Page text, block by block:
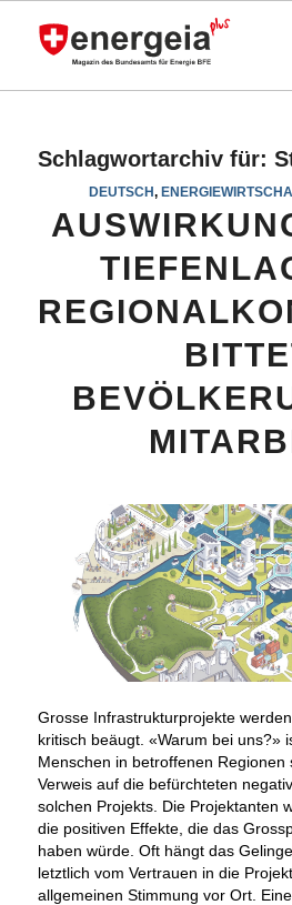
Schlagwortarchiv für:
DEUTSCH,
Grosse Infrastrukturprojekte
kritisch beäugt. «Warum bei uns?»
Menschen in betroffenen Regionen
Verweis auf die befürchteten
solchen Projekts. Die Projektanten
die positiven Effekte, die das
haben würde. Oft hängt das
letztlich vom Vertrauen in die
allgemeinen Stimmung vor Ort.